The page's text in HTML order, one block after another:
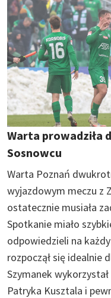
Warta prowadziła
Sosnowcu
Warta Poznań
wyjazdowym meczu z
ostatecznie musiała
Spotkanie miało
odpowiedzieli na
rozpoczął się idealnie
Szymanek
Patryka Kusztala i